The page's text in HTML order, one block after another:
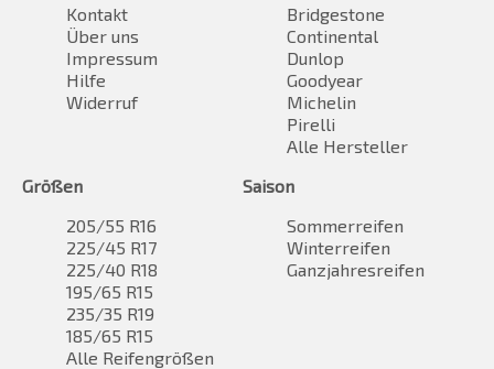
Kontakt
Über uns
Impressum
Hilfe
Widerruf
Bridgestone
Continental
Dunlop
Goodyear
Michelin
Pirelli
Alle Hersteller
Größen
205/55 R16
225/45 R17
225/40 R18
195/65 R15
235/35 R19
185/65 R15
Alle Reifengrößen
Saison
Sommerreifen
Winterreifen
Ganzjahresreifen